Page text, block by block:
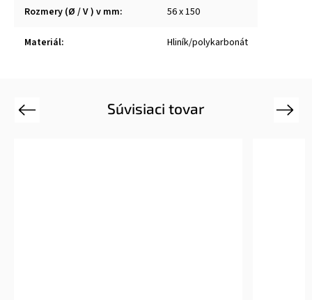
Rozmery (Ø / V ) v mm: 56 x 150
Materiál: Hliník/polykarbonát
Súvisiaci tovar
Previous Next